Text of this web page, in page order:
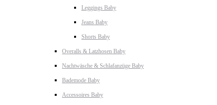
Leggings Baby
Jeans Baby
Shorts Baby
Overalls & Latzhosen Baby
Nachtwäsche & Schlafanzüge Baby
Bademode Baby
Accessoires Baby